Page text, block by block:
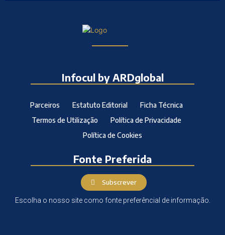
Infocul by ARDglobal
Parceiros Estatuto Editorial
Ficha Técnica
Termos de Utilização
Política de Privacidade
Política de Cookies
Fonte Preferida
Subscrever
Escolha o nosso site como fonte preferêncial de informação.